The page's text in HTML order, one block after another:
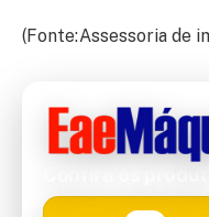
(Fonte:Assessoria de